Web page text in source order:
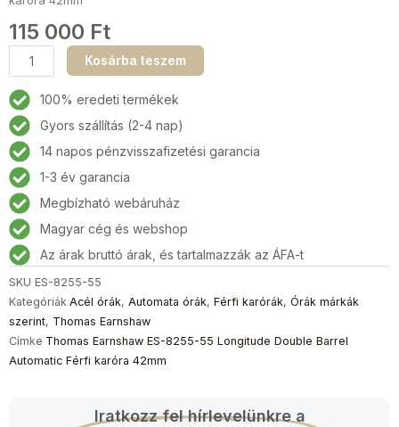
115 000 Ft
Thomas
Earnshaw
ES-
8255-
55
Longitude
Double
Barrel
Automatic
Férfi
karóra
42mm
mennyiség
Kosárba teszem
100% eredeti termékek
Gyors szállítás (2-4 nap)
14 napos pénzvisszafizetési garancia
1-3 év garancia
Megbízható webáruház
Magyar cég és webshop
Az árak bruttó árak, és tartalmazzák az ÁFA-t
SKU ES-8255-55
Kategóriák Acél órák, Automata órák, Férfi karórák, Órák márkák
szerint, Thomas Earnshaw
Címke Thomas Earnshaw ES-8255-55 Longitude Double Barrel
Automatic Férfi karóra 42mm
Iratkozz fel hírlevelünkre a